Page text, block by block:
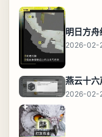
2026-02-
燕云十六
2026-02-